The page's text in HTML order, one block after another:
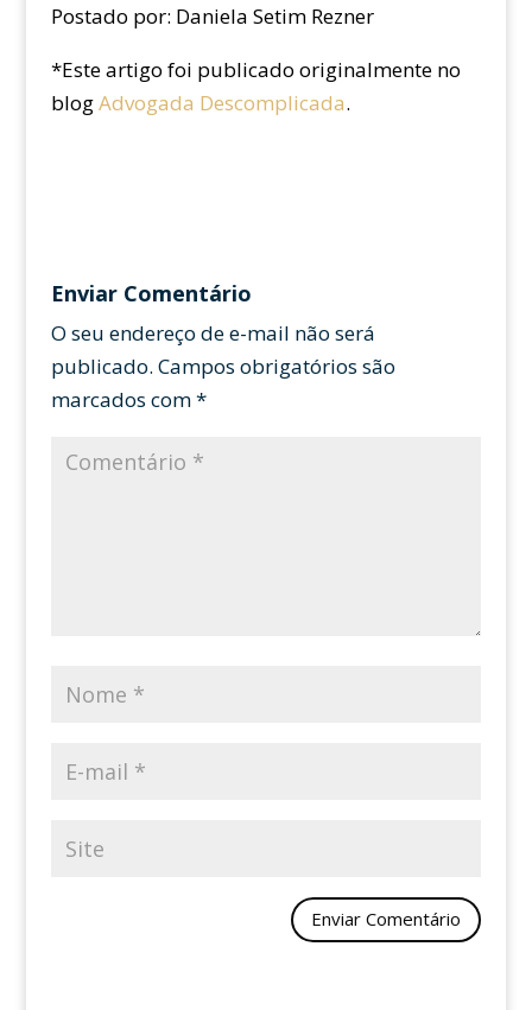
Postado por: Daniela Setim Rezner
*Este artigo foi publicado originalmente no
blogAdvogada Descomplicada.
Enviar Comentário
O seu endereço de e-mail não será
publicado. Campos obrigatórios são
marcados com*